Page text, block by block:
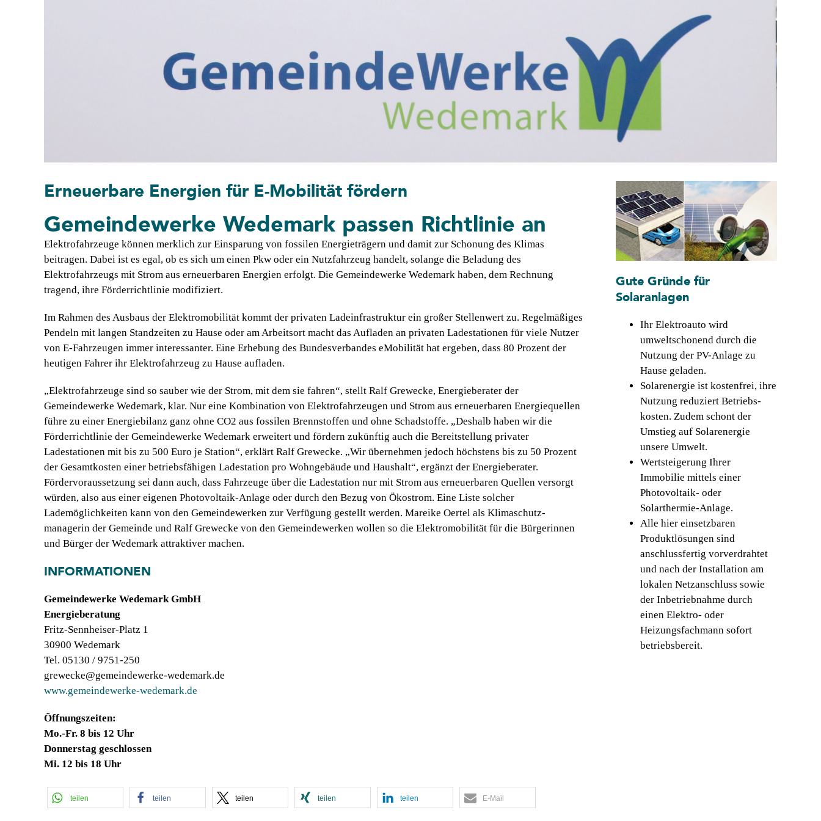
Erneuerbare Energien für E-Mobilität fördern
Gemeindewerke Wedemark passen ­Richtlinie an
Elektrofahrzeuge können merklich zur Einsparung von fossilen Energieträgern und damit zur Schonung des Klimas
beitragen. Dabei ist es egal, ob es sich um einen Pkw oder ein Nutzfahrzeug handelt, solange die Beladung des
Elektrofahrzeugs mit Strom aus erneuerbaren Energien erfolgt. Die Gemeindewerke Wedemark haben, dem Rechnung
tragend, ihre Förderrichtlinie modifiziert.
Im Rahmen des Ausbaus der Elek­tromobilität kommt der privaten Ladeinfrastruktur ein großer Stellenwert zu. Regelmäßiges
Pendeln mit langen Standzeiten zu Hause oder am Arbeitsort macht das Aufladen an privaten Ladestationen für viele Nutzer
von E-Fahrzeugen immer interessanter. Eine Erhebung des Bundesverbandes eMobilität hat ergeben, dass 80 Prozent der
heutigen Fahrer ihr Elektrofahrzeug zu Hause aufladen.
„Elektrofahrzeuge sind so sauber wie der Strom, mit dem sie fahren“, stellt Ralf Grewecke, Energieberater der
Gemeindewerke Wedemark, klar. Nur eine Kombination von Elektrofahrzeugen und Strom aus erneuerbaren Energiequellen
führe zu einer Energiebilanz ganz ohne CO2 aus fossilen Brennstoffen und ohne Schadstoffe. „Deshalb haben wir die
Förderrichtlinie der Gemeindewerke Wedemark erweitert und fördern zukünftig auch die Bereitstellung privater
Ladestationen mit bis zu 500 Euro je Station“, erklärt Ralf Grewecke. „Wir übernehmen jedoch höchstens bis zu 50 Prozent
der Gesamtkosten einer betriebsfähigen Ladestation pro Wohngebäude und Haushalt“, ergänzt der Energieberater.
Fördervoraussetzung sei dann auch, dass Fahrzeuge über die Ladestation nur mit Strom aus erneuerbaren Quellen versorgt
würden, also aus einer eigenen Photovoltaik-Anlage oder durch den Bezug von Ökostrom. Eine Liste solcher
Lademöglichkeiten kann von den Gemeindewerken zur Verfügung gestellt werden. Mareike Oertel als Klimaschutz­
managerin der Gemeinde und Ralf Grewecke von den Gemeindewerken wollen so die Elektromobilität für die Bürgerinnen
und Bürger der Wedemark attraktiver machen.
INFORMATIONEN
Gemeindewerke Wedemark GmbH
Energieberatung
Fritz-Sennheiser-Platz 1
30900 Wedemark
Tel. 05130 / 9751-250
grewecke@gemeindewerke-wedemark.de
www.gemeindewerke-wedemark.de
Öffnungszeiten:
Mo.-Fr. 8 bis 12 Uhr
Donnerstag geschlossen
Mi. 12 bis 18 Uhr
Gute Gründe für
Solaranlagen
Ihr Elektroauto wird
umweltschonend durch die
Nutzung der PV-Anlage zu
Hause geladen.
Solarenergie ist kostenfrei, ihre
Nutzung reduziert Betriebs­
kosten. Zudem schont der
Umstieg auf Solarenergie
unsere Umwelt.
Wertsteigerung Ihrer
Immobilie mittels ­einer
Photovoltaik- oder
Solarthermie-­Anlage.
Alle hier einsetzbaren
Produktlösungen sind
anschlussfertig vorverdrahtet
und nach der Installation am
lokalen Netz­anschluss sowie
der Inbetriebnahme durch
einen Elektro- oder
Heizungsfachmann ­sofort
betriebsbereit.
teilen teilen teilen teilen teilen E-Mail